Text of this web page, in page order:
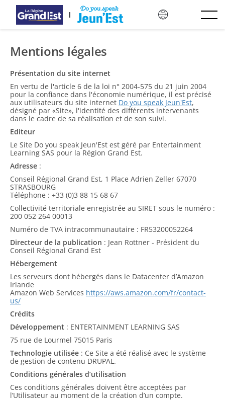
Перейти до основного контенту
Mentions légales
Présentation du site internet
En vertu de l'article 6 de la loi n° 2004-575 du 21 juin 2004
pour la confiance dans l'économie numérique, il est précisé
aux utilisateurs du site internet Do you speak Jeun'Est,
désigné par «Site», l'identité des différents intervenants
dans le cadre de sa réalisation et de son suivi.
Editeur
Le Site Do you speak Jeun'Est est géré par Entertainment
Learning SAS pour la Région Grand Est.
Adresse :
Conseil Régional Grand Est, 1 Place Adrien Zeller 67070
STRASBOURG
Téléphone : +33 (0)3 88 15 68 67
Collectivité territoriale enregistrée au SIRET sous le numéro :
200 052 264 00013
Numéro de TVA intracommunautaire : FR53200052264
Directeur de la publication : Jean Rottner - Président du
Conseil Régional Grand Est
Hébergement
Les serveurs dont hébergés dans le Datacenter d’Amazon
Irlande
Amazon Web Services https://aws.amazon.com/fr/contact-
us/
Crédits
Développement : ENTERTAINMENT LEARNING SAS
75 rue de Lourmel 75015 Paris
Technologie utilisée : Ce Site a été réalisé avec le système
de gestion de contenu DRUPAL.
Conditions générales d’utilisation
Ces conditions générales doivent être acceptées par
l’Utilisateur au moment de la création d’un compte.